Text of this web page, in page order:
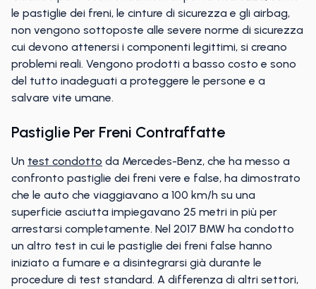
le pastiglie dei freni, le cinture di sicurezza e gli airbag,
non vengono sottoposte alle severe norme di sicurezza
cui devono attenersi i componenti legittimi, si creano
problemi reali. Vengono prodotti a basso costo e sono
del tutto inadeguati a proteggere le persone e a
salvare vite umane.
Pastiglie Per Freni Contraffatte
Un test condotto da Mercedes-Benz, che ha messo a
confronto pastiglie dei freni vere e false, ha dimostrato
che le auto che viaggiavano a 100 km/h su una
superficie asciutta impiegavano 25 metri in più per
arrestarsi completamente. Nel 2017 BMW ha condotto
un altro test in cui le pastiglie dei freni false hanno
iniziato a fumare e a disintegrarsi già durante le
procedure di test standard. A differenza di altri settori,